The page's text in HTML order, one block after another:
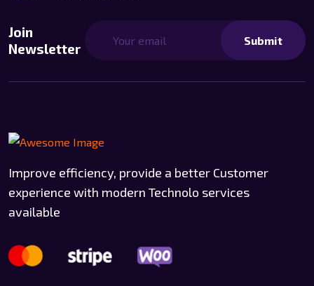
Join
Newsletter
Submit
Improve efficiency, provide a better Customer
experience with modern Technolo services
available